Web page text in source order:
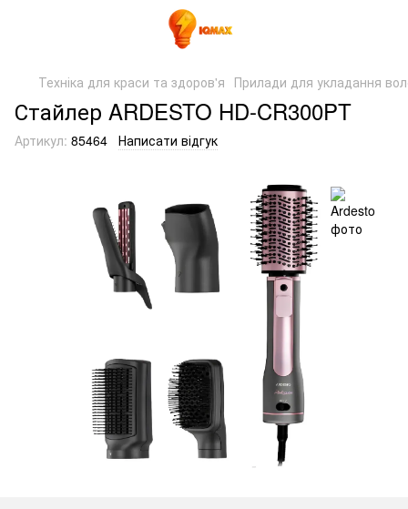
Техніка для краси та здоров'я Прилади для укладання
Стайлер ARDESTO HD-CR300PT
Артикул: 85464 Написати відгук